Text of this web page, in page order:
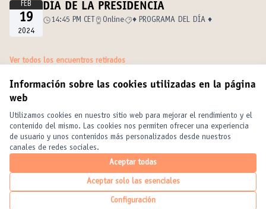
Información sobre las cookies utilizadas en la página
web
Utilizamos cookies en nuestro sitio web para mejorar el rendimiento y el
contenido del mismo. Las cookies nos permiten ofrecer una experiencia
de usuario y unos contenidos más personalizados desde nuestros
canales de redes sociales.
Aceptar todas
Aceptar solo las esenciales
Configuración
FEB
19
2024
DÍA DE LA PRESIDENCIA
14:45 PM CET Online ♦️ PROGRAMA DEL DÍA ♦️
Ver todos los encuentros retirados
Términos y condiciones de uso
Configuración de cookies
United Cities and Local Governments en X
(Enlace externo)
United Cities and Local Governments en Facebook
(Enlace externo)
United Cities and Local Governments en YouTube
(Enlace externo)
Castellano
Elegir el idiomaChoose language
Con licencia
(Enlace